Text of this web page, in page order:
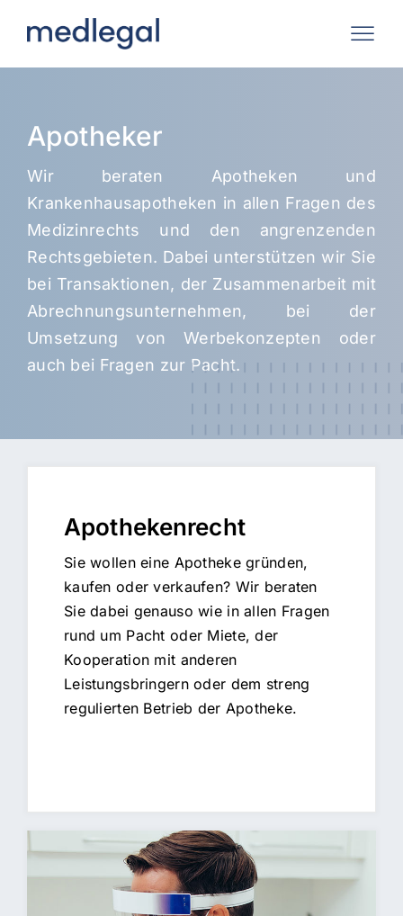
Inhalt
springen
Apotheker
Wir beraten Apotheken und
Krankenhausapotheken in allen Fragen des
Medizinrechts und den angrenzenden
Rechtsgebieten. Dabei unterstützen wir Sie
bei Transaktionen, der Zusammenarbeit mit
Abrechnungsunternehmen, bei der
Umsetzung von Werbekonzepten oder
auch bei Fragen zur Pacht.
Apothekenrecht
Sie wollen eine Apotheke gründen,
kaufen oder verkaufen? Wir beraten
Sie dabei genauso wie in allen Fragen
rund um Pacht oder Miete, der
Kooperation mit anderen
Leistungsbringern oder dem streng
regulierten Betrieb der Apotheke.